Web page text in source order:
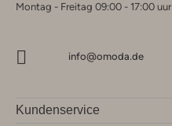
Montag - Freitag 09:00 - 17:00 uur
info@omoda.de
Kundenservice